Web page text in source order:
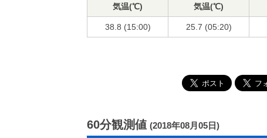
気温(℃)
気温(℃)
38.8 (15:00) 25.7 (05:20)
60分観測値 (2018年08月05日)